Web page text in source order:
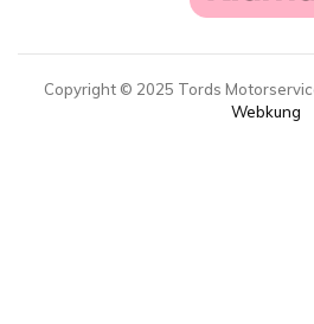
Copyright © 2025 Tords
Webkung